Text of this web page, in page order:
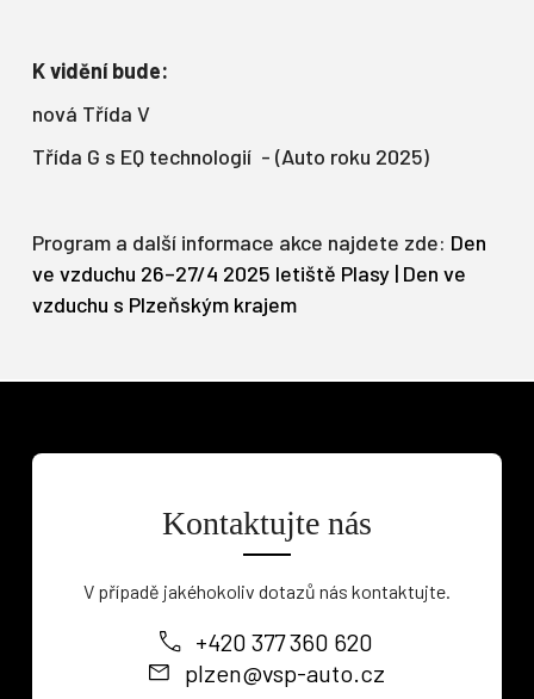
K vidění bude:
nová Třída V
Třída G s EQ technologií - (Auto roku 2025)
Program a další informace akce najdete zde: Den
ve vzduchu 26–27/4 2025 letiště Plasy | Den ve
vzduchu s Plzeňským krajem
Kontaktujte nás
V případě jakéhokoliv dotazů nás kontaktujte.
+420 377 360 620
plzen@vsp-auto.cz